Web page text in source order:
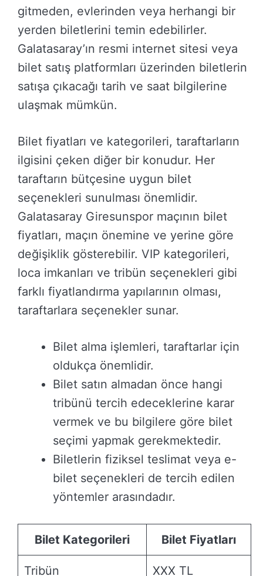
gitmeden, evlerinden veya herhangi bir
yerden biletlerini temin edebilirler.
Galatasaray’ın resmi internet sitesi veya
bilet satış platformları üzerinden biletlerin
satışa çıkacağı tarih ve saat bilgilerine
ulaşmak mümkün.
Bilet fiyatları ve kategorileri, taraftarların
ilgisini çeken diğer bir konudur. Her
taraftarın bütçesine uygun bilet
seçenekleri sunulması önemlidir.
Galatasaray Giresunspor maçının bilet
fiyatları, maçın önemine ve yerine göre
değişiklik gösterebilir. VIP kategorileri,
loca imkanları ve tribün seçenekleri gibi
farklı fiyatlandırma yapılarının olması,
taraftarlara seçenekler sunar.
Bilet alma işlemleri, taraftarlar için
oldukça önemlidir.
Bilet satın almadan önce hangi
tribünü tercih edeceklerine karar
vermek ve bu bilgilere göre bilet
seçimi yapmak gerekmektedir.
Biletlerin fiziksel teslimat veya e-
bilet seçenekleri de tercih edilen
yöntemler arasındadır.
Bilet Kategorileri Bilet Fiyatları
Tribün XXX TL